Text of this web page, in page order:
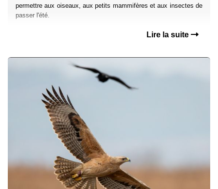
permettre aux oiseaux, aux petits mammifères et aux insectes de
passer l'été.
Lire la suite